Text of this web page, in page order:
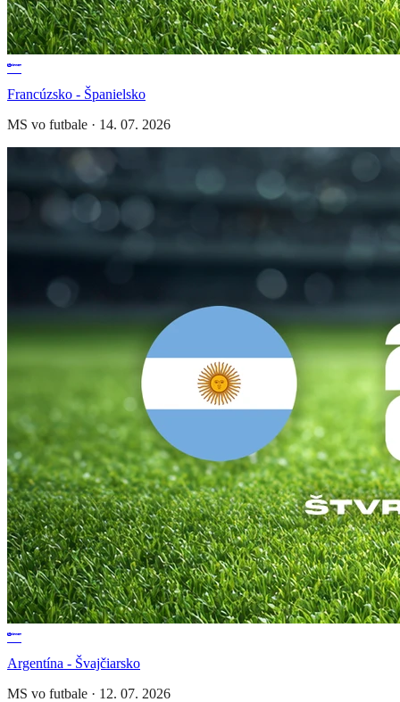
Francúzsko - Španielsko
MS vo futbale · 14. 07. 2026
Argentína - Švajčiarsko
MS vo futbale · 12. 07. 2026